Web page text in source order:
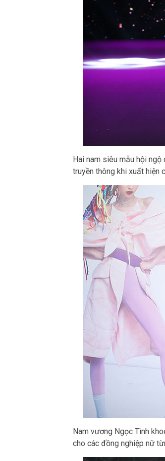
Hai nam siêu mẫu hội
truyền thông khi xuất hiện
Nam vương Ngọc Tình
cho các đồng nghiệp nữ